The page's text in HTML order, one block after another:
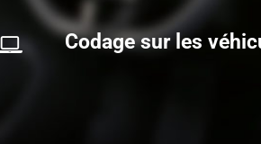
Codage sur les véhic